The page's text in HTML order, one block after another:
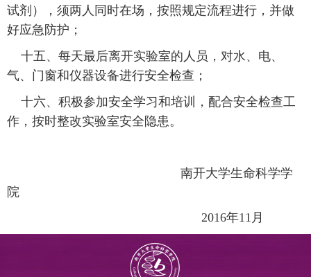
试剂），须两人同时在场，按照规定流程进行，并做
好应急防护；
十五、每天最后离开实验室的人员，对水、电、
气、门窗和仪器设备进行安全检查；
十六、积极参加安全学习和培训，配合安全检查工
作，按时整改实验室安全隐患。
南开大学生命科学学
院
2016年11月